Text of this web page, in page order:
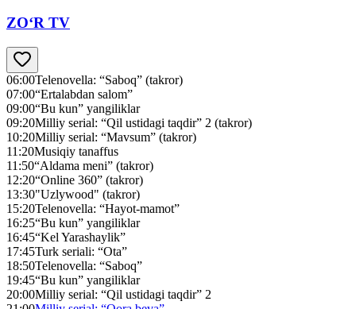
ZO‘R TV
06:00Telenovella: “Saboq” (takror)
07:00“Ertalabdan salom”
09:00“Bu kun” yangiliklar
09:20Milliy serial: “Qil ustidagi taqdir” 2 (takror)
10:20Milliy serial: “Mavsum” (takror)
11:20Musiqiy tanaffus
11:50“Aldama meni” (takror)
12:20“Online 360” (takror)
13:30"Uzlywood" (takror)
15:20Telenovella: “Hayot-mamot”
16:25“Bu kun” yangiliklar
16:45“Kel Yarashaylik”
17:45Turk seriali: “Ota”
18:50Telenovella: “Saboq”
19:45“Bu kun” yangiliklar
20:00Milliy serial: “Qil ustidagi taqdir” 2